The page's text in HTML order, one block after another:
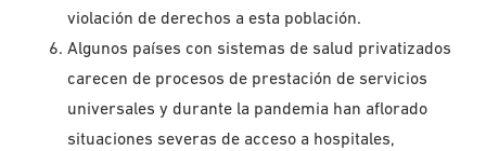
violación de derechos a esta población.
Algunos países con sistemas de salud privatizados
carecen de procesos de prestación de servicios
universales y durante la pandemia han aflorado
situaciones severas de acceso a hospitales,